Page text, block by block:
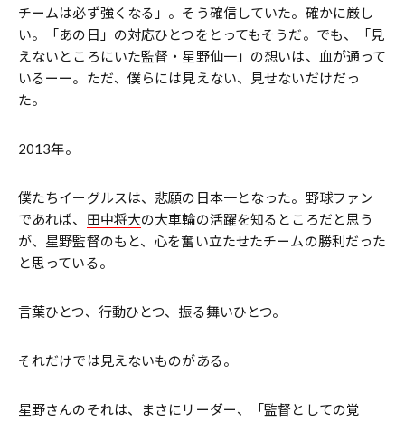
チームは必ず強くなる」。そう確信していた。確かに厳し
い。「あの日」の対応ひとつをとってもそうだ。でも、「見
えないところにいた監督・星野仙一」の想いは、血が通って
いるーー。ただ、僕らには見えない、見せないだけだっ
た。
2013年。
僕たちイーグルスは、悲願の日本一となった。野球ファン
であれば、 田中将大の大車輪の活躍を知るところだと思う
が、星野監督のもと、心を奮い立たせたチームの勝利だった
と思っている。
言葉ひとつ、行動ひとつ、振る舞いひとつ。
それだけでは見えないものがある。
星野さんのそれは、まさにリーダー、「監督としての覚